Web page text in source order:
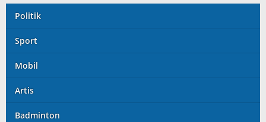
Politik
Sport
Mobil
Artis
Badminton